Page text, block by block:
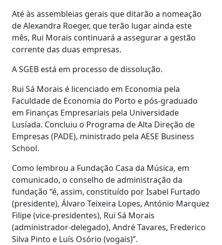
Até às assembleias gerais que ditarão a nomeação
de Alexandra Roeger, que terão lugar ainda este
mês, Rui Morais continuará a assegurar a gestão
corrente das duas empresas.
A SGEB está em processo de dissolução.
Rui Sá Morais é licenciado em Economia pela
Faculdade de Economia do Porto e pós-graduado
em Finanças Empresariais pela Universidade
Lusíada. Concluiu o Programa de Alta Direção de
Empresas (PADE), ministrado pela AESE Business
School.
Como lembrou a Fundação Casa da Música, em
comunicado, o conselho de administração da
fundação “é, assim, constituído por Isabel Furtado
(presidente), Álvaro Teixeira Lopes, António Marquez
Filipe (vice-presidentes), Rui Sá Morais
(administrador-delegado), André Tavares, Frederico
Silva Pinto e Luís Osório (vogais)”.